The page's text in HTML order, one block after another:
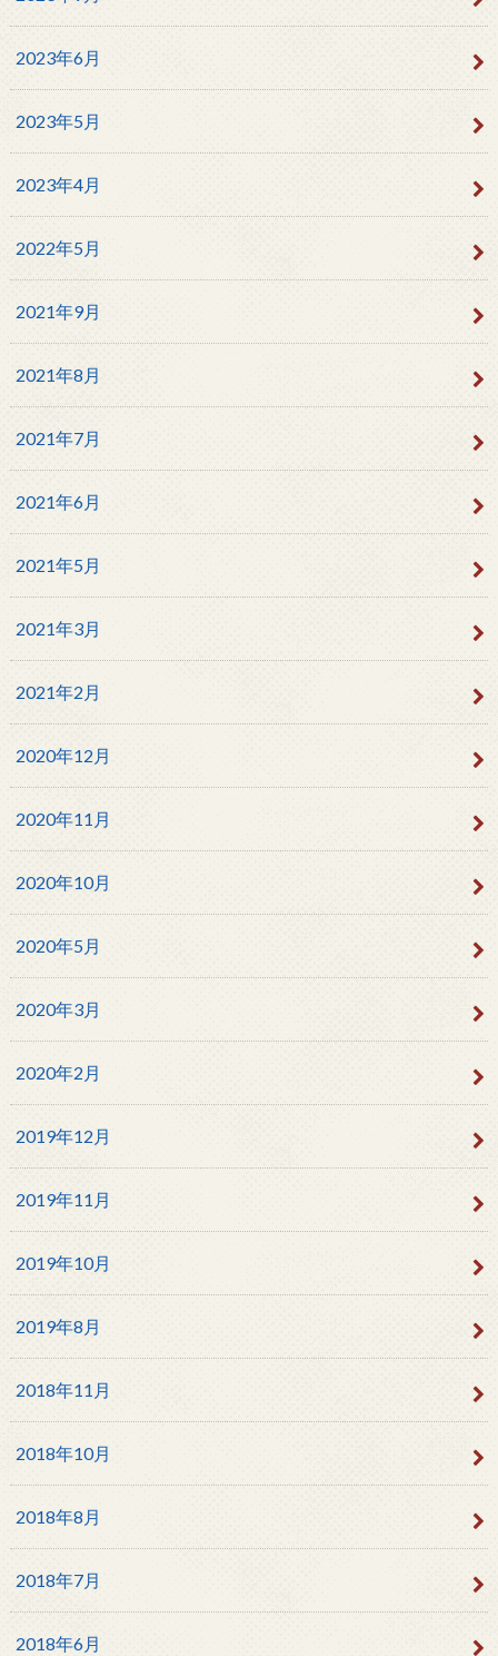
2023年6月
2023年5月
2023年4月
2022年5月
2021年9月
2021年8月
2021年7月
2021年6月
2021年5月
2021年3月
2021年2月
2020年12月
2020年11月
2020年10月
2020年5月
2020年3月
2020年2月
2019年12月
2019年11月
2019年10月
2019年8月
2018年11月
2018年10月
2018年8月
2018年7月
2018年6月